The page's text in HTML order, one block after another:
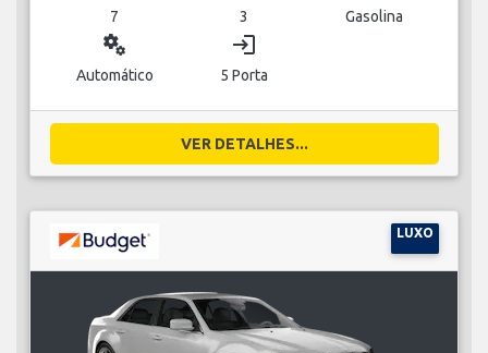
7 3 Gasolina
miscellaneous_services
Automático
login
5 Porta
VER DETALHES...
LUXO